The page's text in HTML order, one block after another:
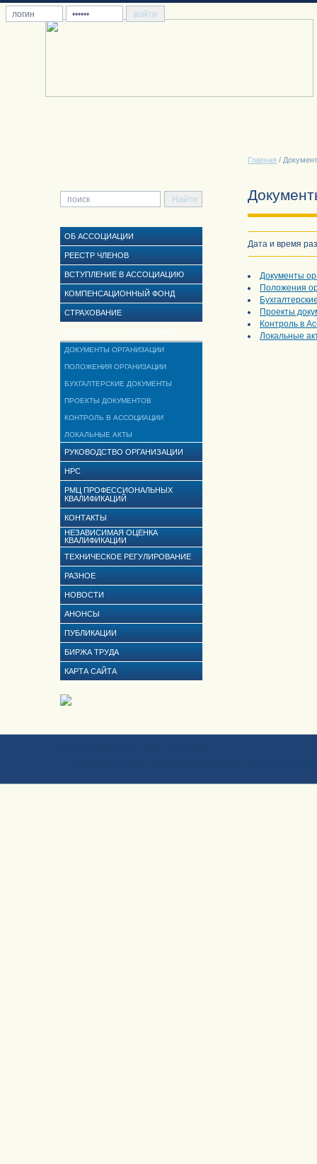
Главная /
ОБ АССОЦИАЦИИ
РЕЕСТР ЧЛЕНОВ
ВСТУПЛЕНИЕ В АССОЦИАЦИЮ
КОМПЕНСАЦИОННЫЙ ФОНД
СТРАХОВАНИЕ
ДОКУМЕНТЫ ОРГАНИЗАЦИИ
ПОЛОЖЕНИЯ ОРГАНИЗАЦИИ
БУХГАЛТЕРСКИЕ ДОКУМЕНТЫ
ПРОЕКТЫ ДОКУМЕНТОВ
КОНТРОЛЬ В АССОЦИАЦИИ
ЛОКАЛЬНЫЕ АКТЫ
РУКОВОДСТВО ОРГАНИЗАЦИИ
НРС
РМЦ ПРОФЕССИОНАЛЬНЫХ
КВАЛИФИКАЦИЙ
КОНТАКТЫ
НЕЗАВИСИМАЯ ОЦЕНКА
КВАЛИФИКАЦИИ
ТЕХНИЧЕСКОЕ РЕГУЛИРОВАНИЕ
РАЗНОЕ
НОВОСТИ
АНОНСЫ
ПУБЛИКАЦИИ
БИРЖА ТРУДА
КАРТА САЙТА
Дата и время
Документы
Положения
Проекты
Контроль в
Локальные